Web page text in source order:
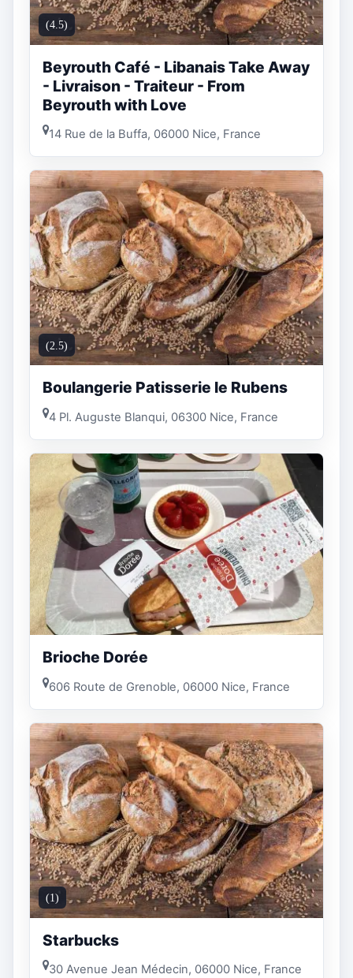
(4.5)
Beyrouth Café - Libanais Take Away
- Livraison - Traiteur - From
Beyrouth with Love
14 Rue de la Buffa, 06000 Nice, France
(2.5)
Boulangerie Patisserie le Rubens
4 Pl. Auguste Blanqui, 06300 Nice, France
Brioche Dorée
606 Route de Grenoble, 06000 Nice, France
(1)
Starbucks
30 Avenue Jean Médecin, 06000 Nice, France